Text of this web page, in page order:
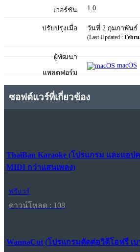
เวอร์ชัน 1.0
ปรับปรุงเมื่อ วันที่ 2 กุมภาพันธ์
(Last Updated :
ผู้พัฒนา
แพลตฟอร์ม
macOS
ซอฟต์แวร์ที่เกี่ยวข้อง
ThaiBan Karaoke (โปรแกรม และแอป
MIDI กว่าแสนเพลง)
ฟรีแวร์
ดาวน์โหลด : 108
WannaCut (โปรแกรมตัดต่อวิดีโอฟรี เ